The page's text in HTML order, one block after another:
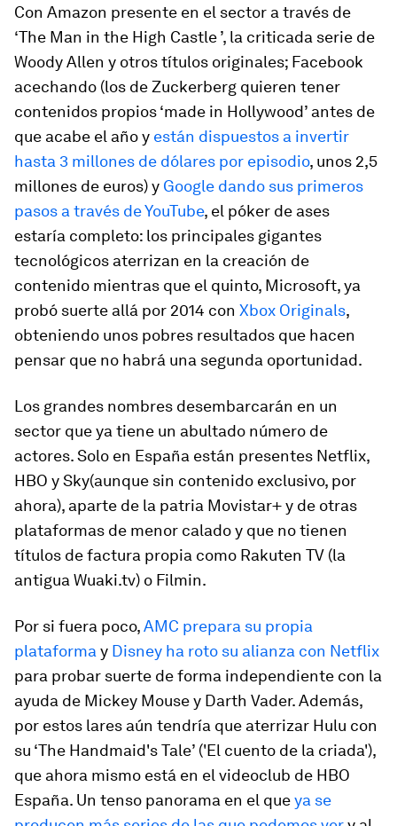
Con Amazon presente en el sector a través de
‘The Man in the High Castle ’, la criticada serie de
Woody Allen y otros títulos originales; Facebook
acechando (los de Zuckerberg quieren tener
contenidos propios ‘made in Hollywood’ antes de
que acabe el año y están dispuestos a invertir
hasta 3 millones de dólares por episodio, unos 2,5
millones de euros) y Google dando sus primeros
pasos a través de YouTube, el póker de ases
estaría completo: los principales gigantes
tecnológicos aterrizan en la creación de
contenido mientras que el quinto, Microsoft, ya
probó suerte allá por 2014 con Xbox Originals,
obteniendo unos pobres resultados que hacen
pensar que no habrá una segunda oportunidad.
Los grandes nombres desembarcarán en un
sector que ya tiene un abultado número de
actores. Solo en España están presentes Netflix,
HBO y Sky(aunque sin contenido exclusivo, por
ahora), aparte de la patria Movistar+ y de otras
plataformas de menor calado y que no tienen
títulos de factura propia como Rakuten TV (la
antigua Wuaki.tv) o Filmin.
Por si fuera poco,AMC prepara su propia
plataforma y Disney ha roto su alianza con Netflix
para probar suerte de forma independiente con la
ayuda de Mickey Mouse y Darth Vader. Además,
por estos lares aún tendría que aterrizar Hulu con
su ‘The Handmaid's Tale’ ('El cuento de la criada'),
que ahora mismo está en el videoclub de HBO
España. Un tenso panorama en el queya se